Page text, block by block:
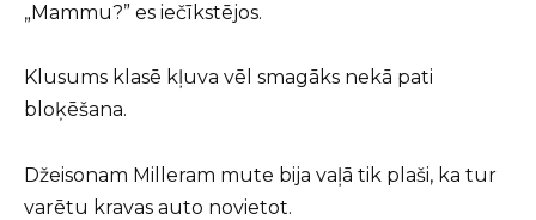
„Mammu?” es iečīkstējos.
Klusums klasē kļuva vēl smagāks nekā pati
bloķēšana.
Džeisonam Milleram mute bija vaļā tik plaši, ka tur
varētu kravas auto novietot.